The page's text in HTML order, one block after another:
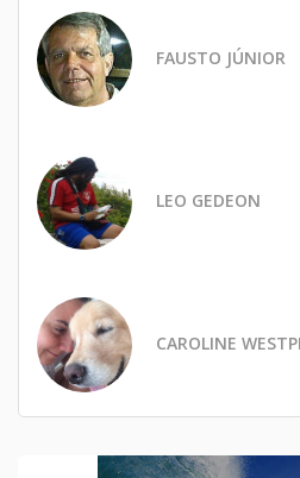
FAUSTO JÚNIOR
LEO GEDEON
CAROLINE